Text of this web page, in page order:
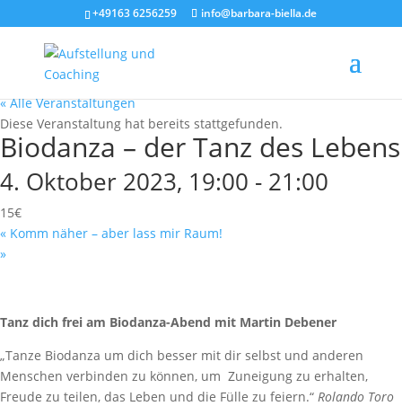
+49163 6256259 info@barbara-biella.de
« Alle Veranstaltungen
Diese Veranstaltung hat bereits stattgefunden.
Biodanza – der Tanz des Lebens
4. Oktober 2023, 19:00 - 21:00
15€
« Komm näher – aber lass mir Raum!
»
Tanz dich frei am Biodanza-Abend mit Martin Debener
„Tanze Biodanza um dich besser mit dir selbst und anderen
Menschen verbinden zu können, um Zuneigung zu erhalten,
Freude zu teilen, das Leben und die Fülle zu feiern.“ Rolando Toro